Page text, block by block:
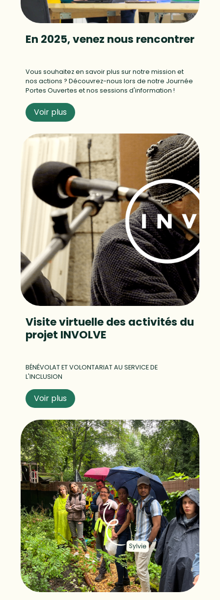
En 2025, venez nous rencontrer
Vous souhaitez en savoir plus sur notre mission et
nos actions ? Découvrez-nous lors de notre Journée
Portes Ouvertes et nos sessions d'information !
Voir plus
Visite virtuelle des activités du
projet INVOLVE
BÉNÉVOLAT ET VOLONTARIAT AU SERVICE DE
L'INCLUSION
Voir plus